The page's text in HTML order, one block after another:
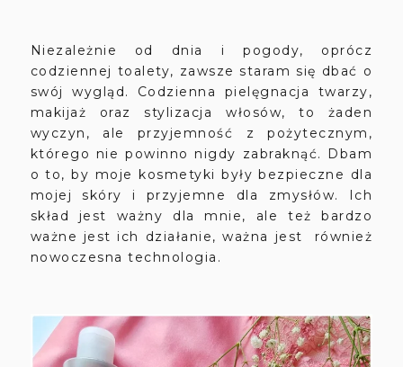
Niezależnie od dnia i pogody, oprócz
codziennej toalety, zawsze staram się dbać o
swój wygląd. Codzienna pielęgnacja twarzy,
makijaż oraz stylizacja włosów, to żaden
wyczyn, ale przyjemność z pożytecznym,
którego nie powinno nigdy zabraknąć. Dbam
o to, by moje kosmetyki były bezpieczne dla
mojej skóry i przyjemne dla zmysłów. Ich
skład jest ważny dla mnie, ale też bardzo
ważne jest ich działanie, ważna jest również
nowoczesna technologia.